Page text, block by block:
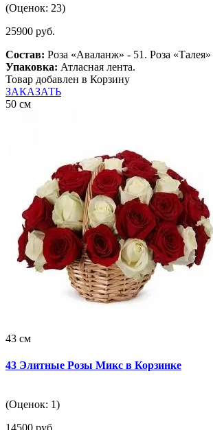
(Оценок: 23)
25900 руб.
Состав: Роза «Аваланж» - 51. Роза «Талея»
Упаковка: Атласная лента.
Товар добавлен в Корзину
ЗАКАЗАТЬ
50 см
43 см
43 Элитные Розы Микс в Корзинке
(Оценок: 1)